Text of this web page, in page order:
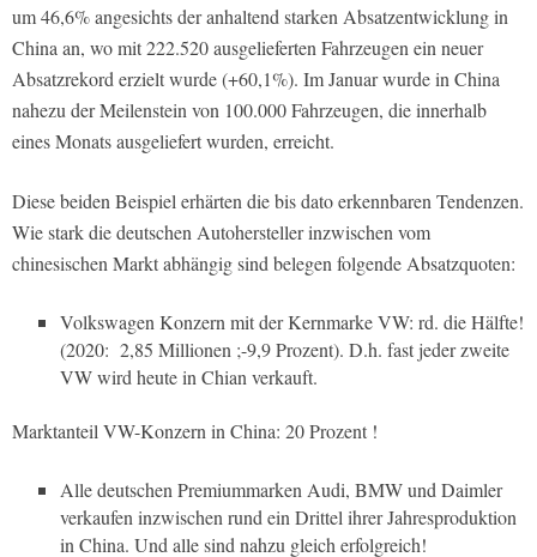
um 46,6% angesichts der anhaltend starken Absatzentwicklung in
China an, wo mit 222.520 ausgelieferten Fahrzeugen ein neuer
Absatzrekord erzielt wurde (+60,1%). Im Januar wurde in China
nahezu der Meilenstein von 100.000 Fahrzeugen, die innerhalb
eines Monats ausgeliefert wurden, erreicht.
Diese beiden Beispiel erhärten die bis dato erkennbaren Tendenzen.
Wie stark die deutschen Autohersteller inzwischen vom
chinesischen Markt abhängig sind belegen folgende Absatzquoten:
Volkswagen Konzern mit der Kernmarke VW: rd. die Hälfte!
(2020: 2,85 Millionen ;-9,9 Prozent). D.h. fast jeder zweite
VW wird heute in Chian verkauft.
Marktanteil VW-Konzern in China: 20 Prozent !
Alle deutschen Premiummarken Audi, BMW und Daimler
verkaufen inzwischen rund ein Drittel ihrer Jahresproduktion
in China. Und alle sind nahzu gleich erfolgreich!